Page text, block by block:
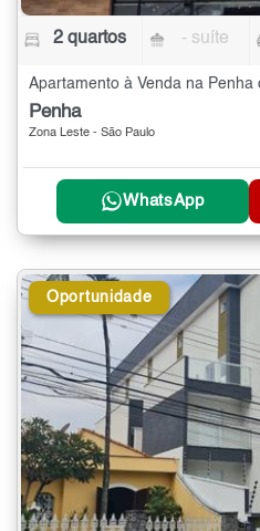
2 quartos - suíte
Apartamento à Venda na Penha
Penha
Zona Leste - São Paulo
WhatsApp
Oportunidade